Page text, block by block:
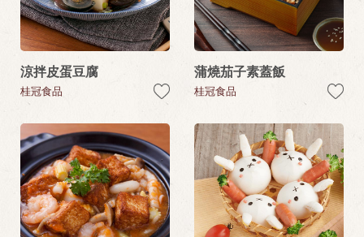
涼拌皮蛋豆腐
桂冠食品
蒲燒茄子素蓋飯
桂冠食品